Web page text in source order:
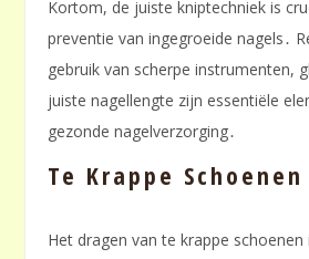
Kortom, de juiste kniptechniek is
preventie van ingegroeide nagels․
gebruik van scherpe instrumenten,
juiste nagellengte zijn essentiële
gezonde nagelverzorging․
Te Krappe Schoenen
Het dragen van te krappe schoenen